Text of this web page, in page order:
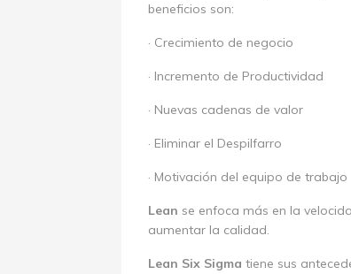
beneficios son:
· Crecimiento de negocio
· Incremento de Productividad
· Nuevas cadenas de valor
· Eliminar el Despilfarro
· Motivación del equipo de trabajo
Lean se enfoca más en la
aumentar la calidad.
Lean Six Sigma tiene sus